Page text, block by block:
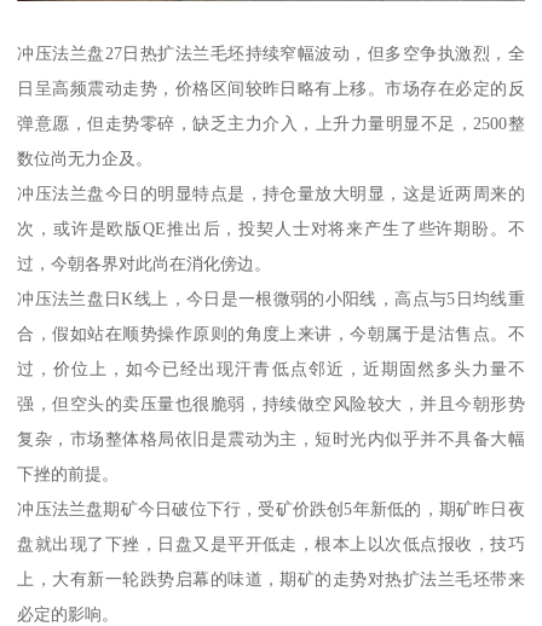
冲压法兰盘27日热扩法兰毛坯持续窄幅波动，但多空争执激烈，全
日呈高频震动走势，价格区间较昨日略有上移。市场存在必定的反
弹意愿，但走势零碎，缺乏主力介入，上升力量明显不足，2500整
数位尚无力企及。
冲压法兰盘今日的明显特点是，持仓量放大明显，这是近两周来的
次，或许是欧版QE推出后，投契人士对将来产生了些许期盼。不
过，今朝各界对此尚在消化傍边。
冲压法兰盘日K线上，今日是一根微弱的小阳线，高点与5日均线重
合，假如站在顺势操作原则的角度上来讲，今朝属于是沽售点。不
过，价位上，如今已经出现汗青低点邻近，近期固然多头力量不
强，但空头的卖压量也很脆弱，持续做空风险较大，并且今朝形势
复杂，市场整体格局依旧是震动为主，短时光内似乎并不具备大幅
下挫的前提。
冲压法兰盘期矿今日破位下行，受矿价跌创5年新低的，期矿昨日夜
盘就出现了下挫，日盘又是平开低走，根本上以次低点报收，技巧
上，大有新一轮跌势启幕的味道，期矿的走势对热扩法兰毛坯带来
必定的影响。